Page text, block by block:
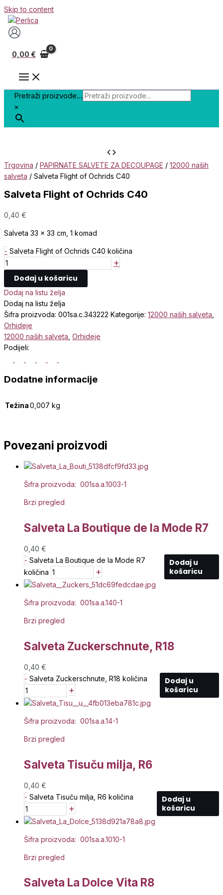
Skip to content
0,00 €
Pretraži proizvode...
×
Trgovina / PAPIRNATE SALVETE ZA DECOUPAGE / 12000 naših
salveta / Salveta Flight of Ochrids C40
Salveta Flight of Ochrids C40
0,40 €
Salveta 33 x 33 cm, 1 komad
- Salveta Flight of Ochrids C40 količina
+
Dodaj u košaricu
Dodaj na listu želja
Dodaj na listu želja
Šifra proizvoda: 001sa.c.343222 Kategorije: 12000 naših salveta
Orhideje
12000 naših salveta Orhideje
Podijeli:
Dodatne informacije
Težina0,007 kg
Povezani proizvodi
Šifra proizvoda: 001sa.a.1003-1
Brzi pregled
Salveta La Boutique de la Mode R7
0,40 €
- Salveta La Boutique de la Mode R7
količina
+
Dodaj u
košaricu
Šifra proizvoda: 001sa.a.140-1
Brzi pregled
Salveta Zuckerschnute, R18
0,40 €
- Salveta Zuckerschnute, R18 količina
+
Dodaj u
košaricu
Šifra proizvoda: 001sa.a.14-1
Brzi pregled
Salveta Tisuču milja, R6
0,40 €
- Salveta Tisuču milja, R6 količina
+
Dodaj u
košaricu
Šifra proizvoda: 001sa.a.1010-1
Brzi pregled
Salveta La Dolce Vita R8